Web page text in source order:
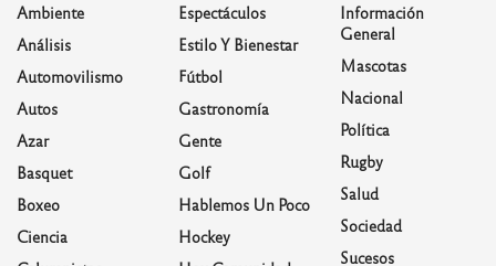
Ambiente
Análisis
Automovilismo
Autos
Azar
Basquet
Boxeo
Ciencia
Espectáculos
Estilo Y Bienestar
Fútbol
Gastronomía
Gente
Golf
Hablemos Un Poco
Hockey
Información
General
Mascotas
Nacional
Política
Rugby
Salud
Sociedad
Sucesos